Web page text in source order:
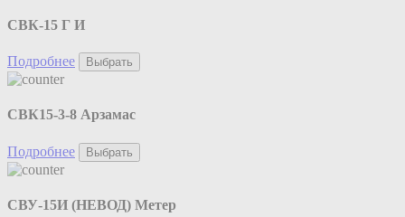
СВК-15 Г И
Подробнее Выбрать
СВК15-3-8 Арзамас
Подробнее Выбрать
СВУ-15И (НЕВОД) Метер